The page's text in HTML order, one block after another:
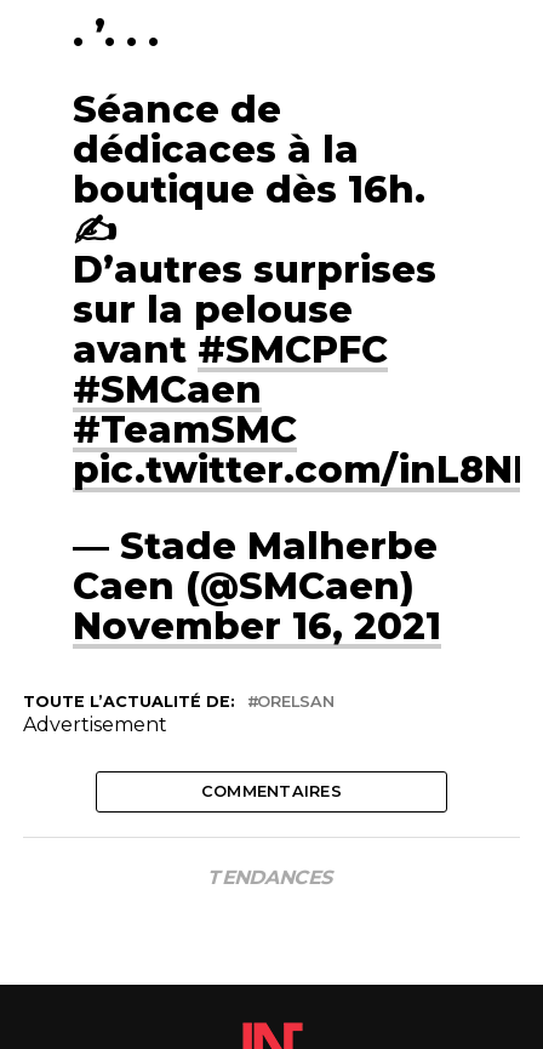
. ’. . .
Séance de
dédicaces à la
boutique dès 16h.
✍️
D’autres surprises
sur la pelouse
avant #SMCPFC
#SMCaen
#TeamSMC
pic.twitter.com/
— Stade Malherbe
Caen (@SMCaen)
November 16, 2021
TOUTE L’ACTUALITÉ DE: ORELSAN
Advertisement
COMMENTAIRES
TENDANCES